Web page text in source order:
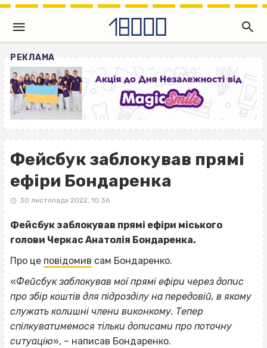
РЕКЛАМА
Фейсбук заблокував прямі
ефіри Бондаренка
30 листопада 2022, 10:36
Фейсбук заблокував прямі ефіри міського
голови Черкас Анатолія Бондаренка.
Про це повідомив сам Бондаренко.
«Фейсбук заблокував мої прямі ефіри через допис
про збір коштів для підрозділу на передовій, в якому
служать колишні члени виконкому. Тепер
спілкуватимемося тільки дописами про поточну
ситуацію», – написав Бондаренко.